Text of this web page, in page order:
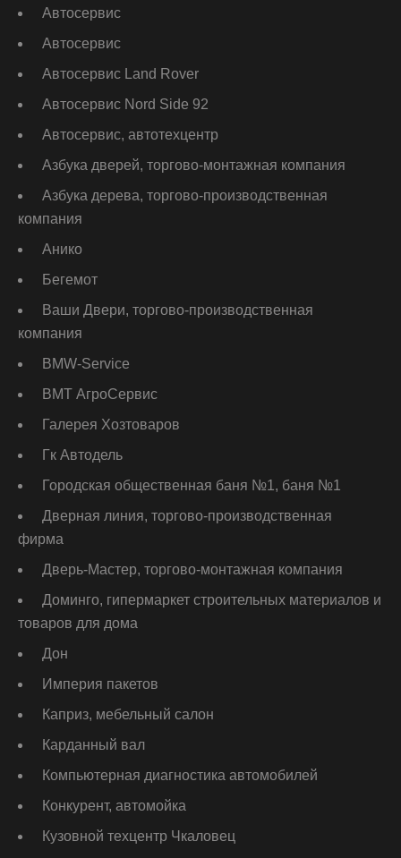
Автосервис
Автосервис
Автосервис Land Rover
Автосервис Nord Side 92
Автосервис, автотехцентр
Азбука дверей, торгово-монтажная компания
Азбука дерева, торгово-производственная
компания
Анико
Бегемот
Ваши Двери, торгово-производственная
компания
ВМW-Service
ВМТ АгроСервис
Галерея Хозтоваров
Гк Автодель
Городская общественная баня №1, баня №1
Дверная линия, торгово-производственная
фирма
Дверь-Мастер, торгово-монтажная компания
Доминго, гипермаркет строительных материалов и
товаров для дома
Дон
Империя пакетов
Каприз, мебельный салон
Карданный вал
Компьютерная диагностика автомобилей
Конкурент, автомойка
Кузовной техцентр Чкаловец